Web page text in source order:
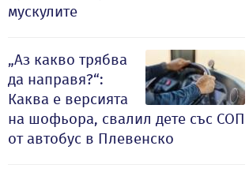
мускулите
„Аз какво трябва
да направя?“:
Каква е версията
на шофьора, свалил дете със СОП
от автобус в Плевенско